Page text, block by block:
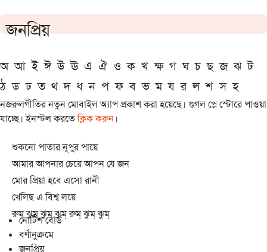
জনপ্রিয়
অ আ ই ঈ উ ঊ এ ঐ ও ক খ ক্ষ গ ঘ চ ছ জ ঝ ট
ঠ ড ঢ ত থ দ ধ ন প ফ ব ভ ম য র ল শ স হ
নজরুলগীতির নতুন মোবাইল অ্যাপ প্রকাশ করা হয়েছে। গুগল প্লে স্টোরে পাওয়া
যাচ্ছে। ইনস্টল করতেক্লিক করুন।
শুকনো পাতার নূপুর পায়ে
আমার আপনার চেয়ে আপন যে জন
মোর প্রিয়া হবে এসো রানী
খেলিছ এ বিশ্ব লয়ে
রুম্ ঝুম্ ঝুম্ ঝুম্ রুম্ ঝুম্ ঝুম্
নোটিশ বোর্ড
বর্ণানুক্রমে
জনপ্রিয়